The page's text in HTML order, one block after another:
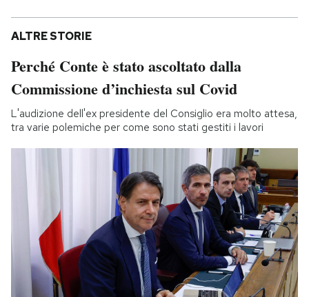
ALTRE STORIE
Perché Conte è stato ascoltato dalla
Commissione d’inchiesta sul Covid
L'audizione dell'ex presidente del Consiglio era molto attesa,
tra varie polemiche per come sono stati gestiti i lavori